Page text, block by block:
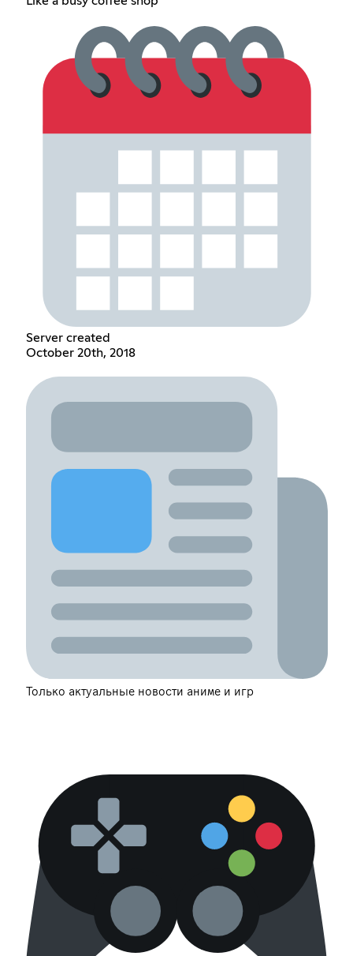
Server created
October 20th, 2018
Только актуальные новости аниме и игр